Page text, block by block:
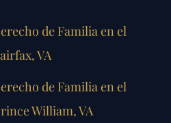
de Familia en el
VA
de Familia en el
William, VA